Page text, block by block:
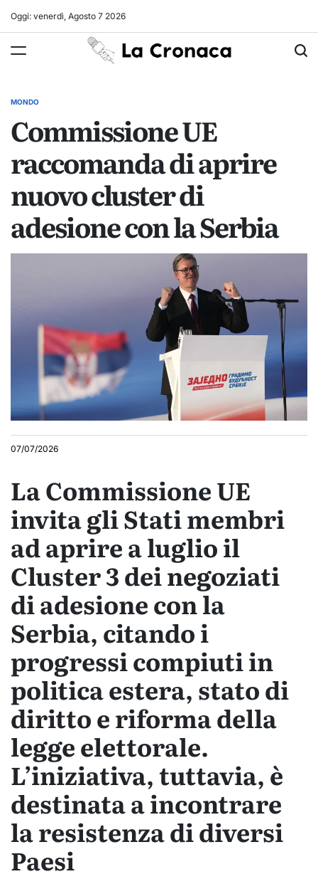
Oggi: venerdì, Agosto 7 2026
La
Cronaca
POSTED
MONDO
Commissione UE
raccomanda di aprire
nuovo cluster di
adesione con la Serbia
07/07/2026
La Commissione UE
invita gli Stati membri
ad aprire a luglio il
Cluster 3 dei negoziati
di adesione con la
Serbia, citando i
progressi compiuti in
politica estera, stato di
diritto e riforma della
legge elettorale.
L’iniziativa, tuttavia, è
destinata a incontrare
la resistenza di diversi
Paesi